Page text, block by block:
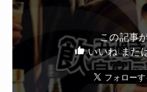
この記事
いいね また